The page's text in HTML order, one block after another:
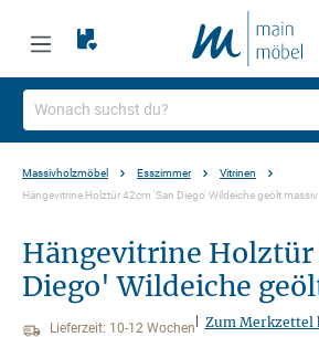
Massivholzmöbel Esszimmer
Vitrinen
Hängevitrine Holztür 42cm 'San Diego' Wildeiche geölt massiv
Hängevitrine Holztür
Diego' Wildeiche
Lieferzeit: 10-12 Wochen Zum Merkzettel